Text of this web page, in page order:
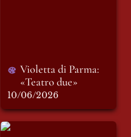
Violetta di Parma:
«Teatro due»
10/06/2026
Violetta di Parma: